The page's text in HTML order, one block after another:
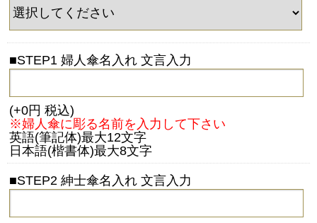
■STEP1 婦人傘名入れ 文言入力
(+0円 税込)
※婦人傘に彫る名前を入力して下さい
英語(筆記体)最大12文字
日本語(楷書体)最大8文字
■STEP2 紳士傘名入れ 文言入力